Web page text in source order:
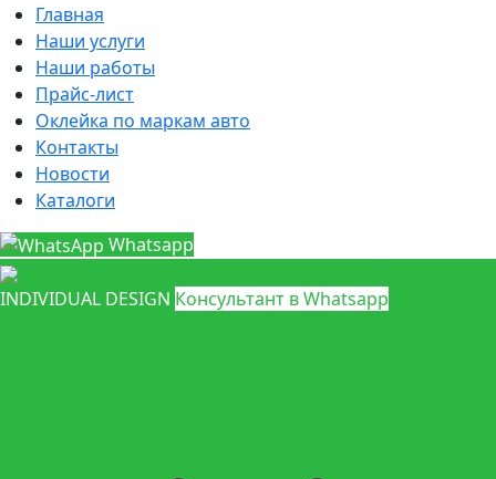
Главная
Наши услуги
Наши работы
Прайс-лист
Оклейка по маркам авто
Контакты
Новости
Каталоги
Whatsapp
INDIVIDUAL DESIGN Консультант в Whatsapp